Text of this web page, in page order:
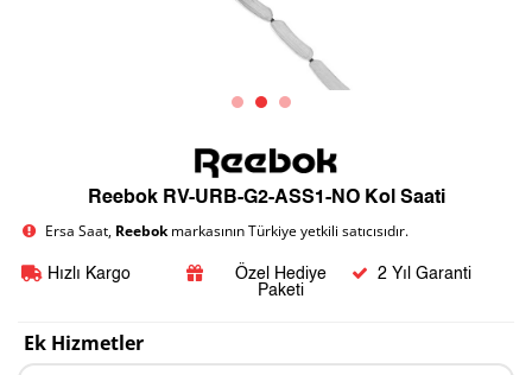
Reebok RV-URB-G2-ASS1-NO Kol Saati
Ersa Saat, Reebokmarkasının Türkiye yetkili satıcısıdır.
Hızlı Kargo
Özel Hediye
Paketi
2 Yıl Garanti
Ek Hizmetler